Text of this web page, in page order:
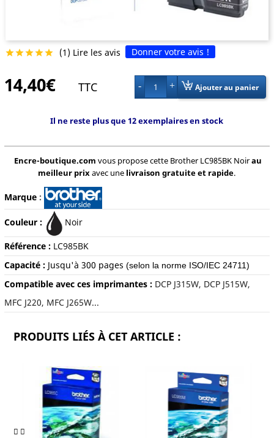
 (1) Lire les avis Donner votre avis !
14,40€ TTC 1 Ajouter au panier
Il ne reste plus que 12 exemplaires en stock
Encre-boutique.com vous propose cette Brother LC985BK Noirau
meilleur prixavec une livraison gratuite et rapide.
Marque:
Couleur : Noir
Référence : LC985BK
Capacité : Jusqu'à 300 pages (selon la norme ISO/IEC 24711)
Compatible avec ces imprimantes : DCP J315W, DCP J515W,
MFC J220, MFC J265W...
PRODUITS LIÉS À CET ARTICLE :